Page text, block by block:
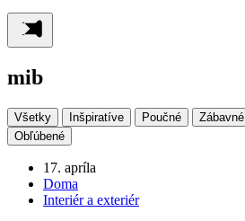
mib
Všetky Inšpiratíve Poučné Zábavné
Obľúbené
17. apríla
Doma
Interiér a exteriér